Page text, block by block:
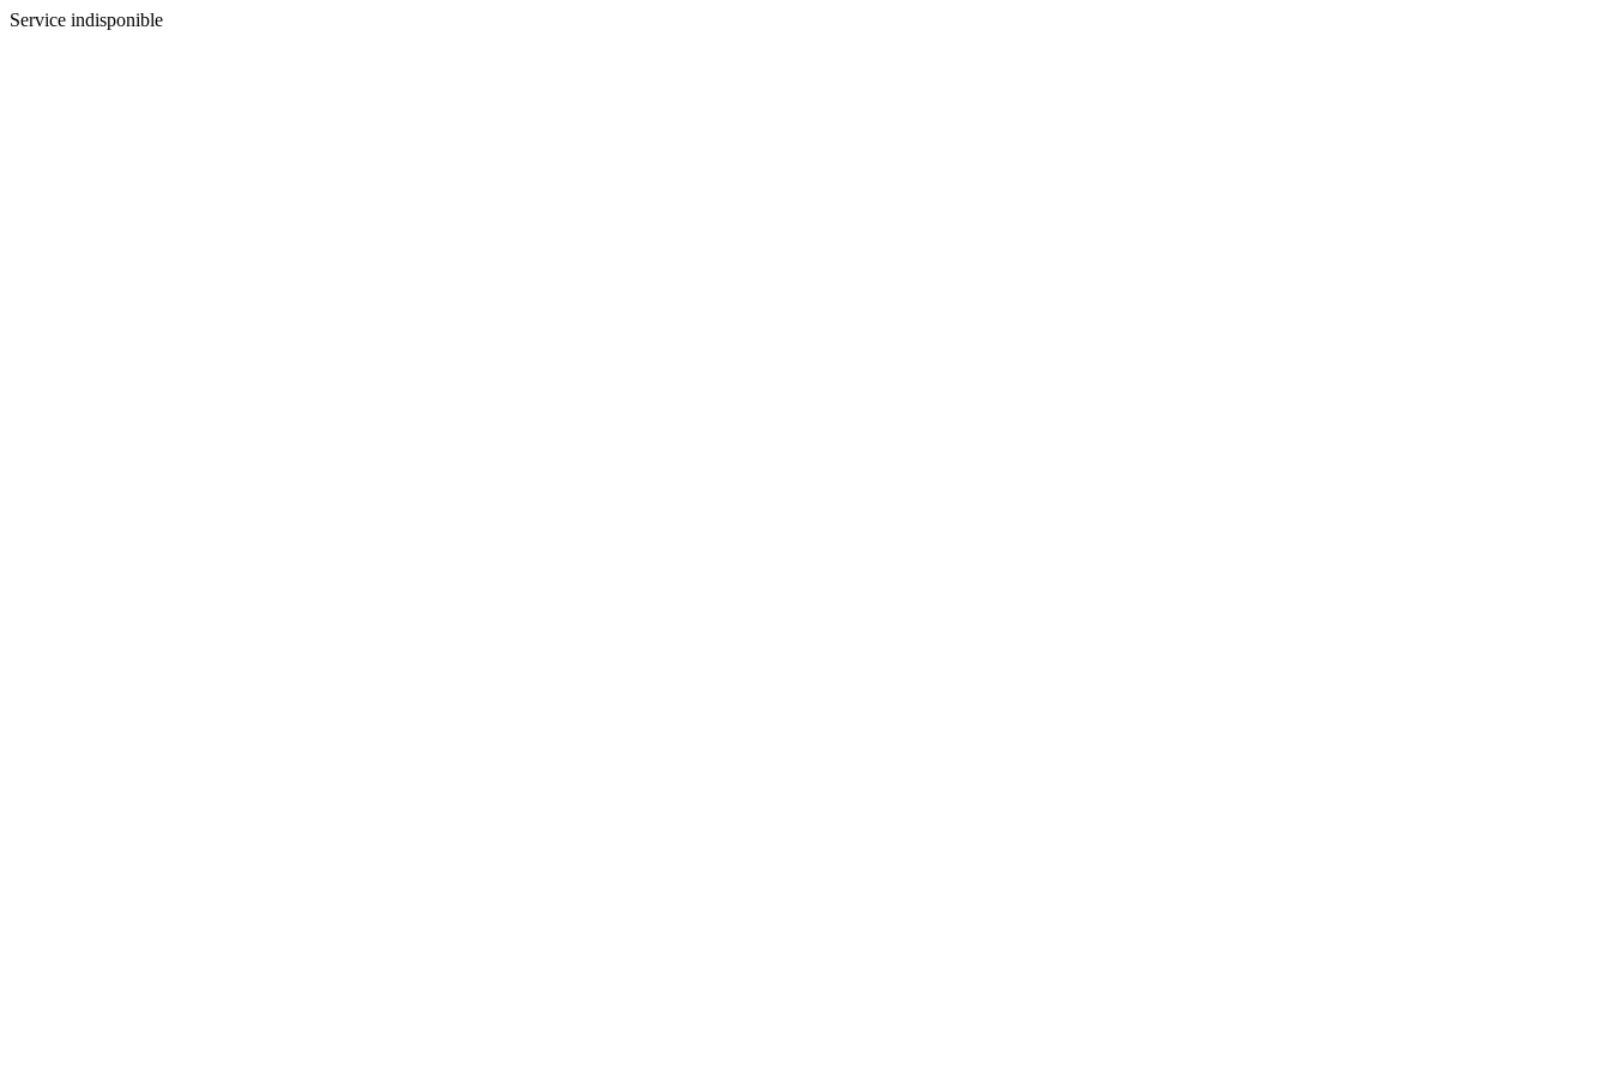
Service indisponible